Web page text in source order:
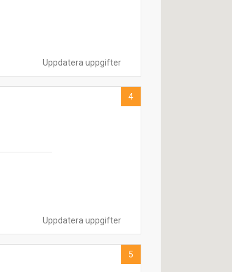
Uppdatera uppgifter
Uppdatera uppgifter
4
5